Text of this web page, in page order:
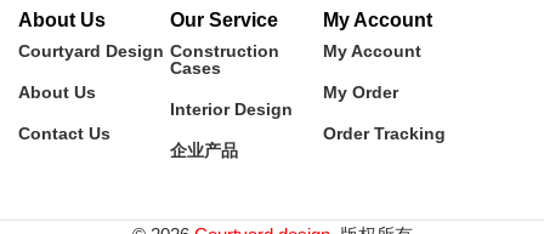
About Us
Courtyard Design
About Us
Contact Us
Our Service
Construction
Cases
Interior Design
企业产品
My Account
My Account
My Order
Order Tracking